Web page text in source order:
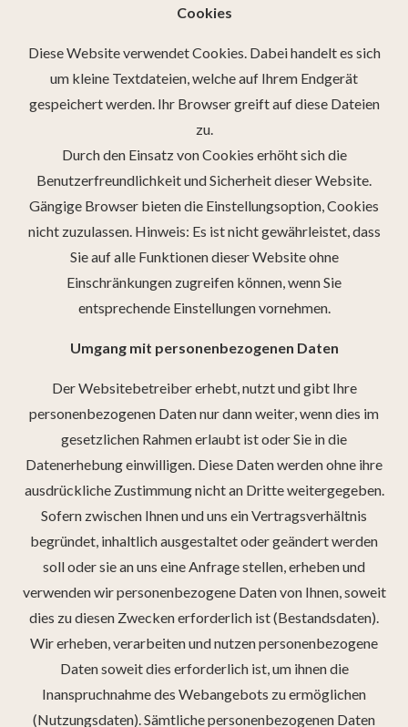
Cookies
Diese Website verwendet Cookies. Dabei handelt es sich
um kleine Textdateien, welche auf Ihrem Endgerät
gespeichert werden. Ihr Browser greift auf diese Dateien
zu.
Durch den Einsatz von Cookies erhöht sich die
Benutzerfreundlichkeit und Sicherheit dieser Website.
Gängige Browser bieten die Einstellungsoption, Cookies
nicht zuzulassen. Hinweis: Es ist nicht gewährleistet, dass
Sie auf alle Funktionen dieser Website ohne
Einschränkungen zugreifen können, wenn Sie
entsprechende Einstellungen vornehmen.
Umgang mit personenbezogenen Daten
Der Websitebetreiber erhebt, nutzt und gibt Ihre
personenbezogenen Daten nur dann weiter, wenn dies im
gesetzlichen Rahmen erlaubt ist oder Sie in die
Datenerhebung einwilligen. Diese Daten werden ohne ihre
ausdrückliche Zustimmung nicht an Dritte weitergegeben.
Sofern zwischen Ihnen und uns ein Vertragsverhältnis
begründet, inhaltlich ausgestaltet oder geändert werden
soll oder sie an uns eine Anfrage stellen, erheben und
verwenden wir personenbezogene Daten von Ihnen, soweit
dies zu diesen Zwecken erforderlich ist (Bestandsdaten).
Wir erheben, verarbeiten und nutzen personenbezogene
Daten soweit dies erforderlich ist, um ihnen die
Inanspruchnahme des Webangebots zu ermöglichen
(Nutzungsdaten). Sämtliche personenbezogenen Daten